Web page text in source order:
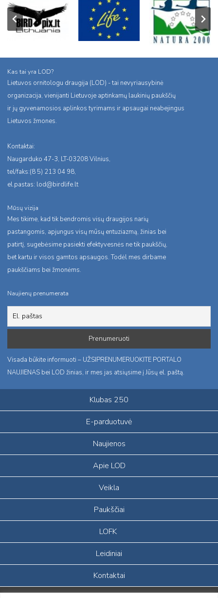
Kas tai yra LOD?
Lietuvos ornitologu draugija (LOD) - tai nevyriausybinė
organizacija, vienijanti Lietuvoje aptinkamų laukinių paukščių
ir jų gyvenamosios aplinkos tyrimams ir apsaugai neabejingus
Lietuvos žmones.
Kontaktai:
Naugarduko 47-3, LT-03208 Vilnius,
tel/faks:(8 5) 213 04 98,
el.pastas: lod@birdlife.lt
Mūsų vizija
Mes tikime, kad tik bendromis visų draugijos narių
pastangomis, apjungus visų mūsų entuziazmą, žinias bei
patirtį, sugebėsime pasiekti efektyvesnės ne tik paukščių,
bet kartu ir visos gamtos apsaugos. Todėl mes dirbame
paukščiams bei žmonėms.
Naujienų prenumerata
Visada būkite informuoti – UŽSIPRENUMERUOKITE PORTALO
NAUJIENAS bei LOD žinias, ir mes jas atsiųsime į Jūsų el. paštą.
Klubas 250
E-parduotuvė
Naujienos
Apie LOD
Veikla
Paukščiai
LOFK
Leidiniai
Kontaktai